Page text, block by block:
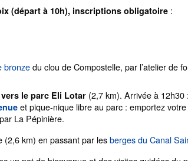
(départ à 10h), inscriptions obligatoire :
bronzedu clou de Compostelle, par l’atelier de
le parc Eli Lotar (2,7 km). Arrivée à 12h30
et pique-nique libre au parc : emportez
La Pépinière.
(2,6 km) en passant par lesberges du Canal